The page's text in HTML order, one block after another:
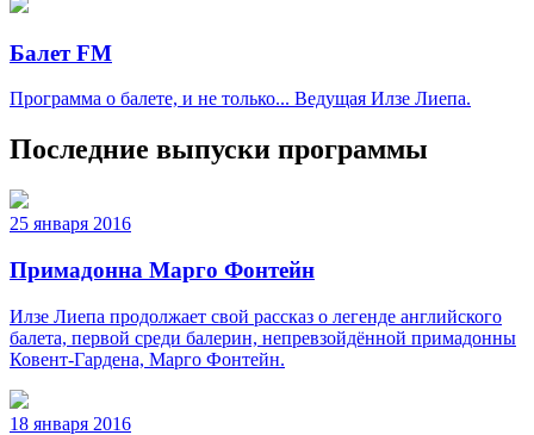
Балет FM
Программа о балете, и не только... Ведущая Илзе Лиепа.
Последние выпуски программы
25 января 2016
Примадонна Марго Фонтейн
Илзе Лиепа продолжает свой рассказ о легенде английского
балета, первой среди балерин, непревзойдённой примадонны
Ковент-Гардена, Марго Фонтейн.
18 января 2016